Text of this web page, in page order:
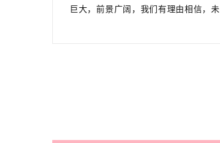
巨大，前景广阔，我们有理由相信，